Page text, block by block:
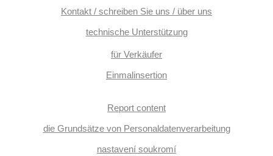
Kontakt / schreiben Sie uns / über uns
technische Unterstützung
für Verkäufer
Einmalinsertion
Report content
die Grundsätze von Personaldatenverarbeitung
nastavení soukromí